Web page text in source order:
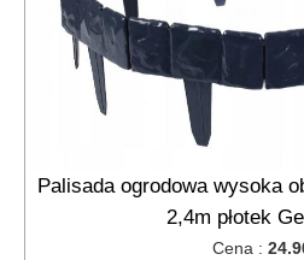
Palisada ogrodowa wysoka
2,4m płotek
Cena :